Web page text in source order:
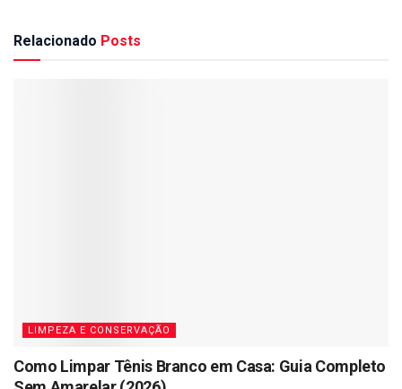
Relacionado Posts
LIMPEZA E CONSERVAÇÃO
Como Limpar Tênis Branco em Casa: Guia Completo